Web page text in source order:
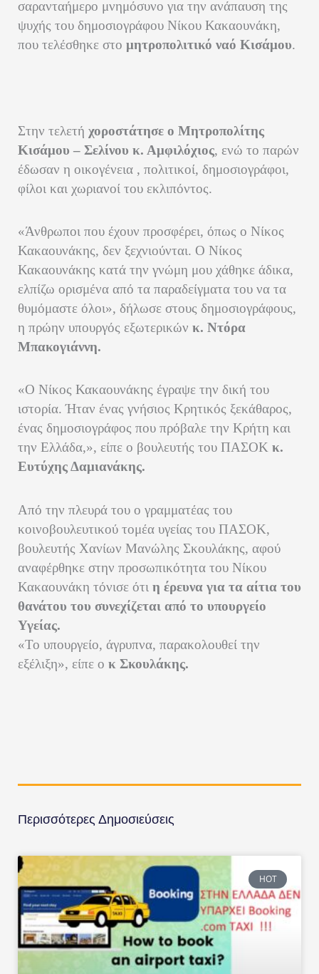
σαρανταήμερο μνημόσυνο για την ανάπαυση της
ψυχής του δημοσιογράφου Νίκου Κακαουνάκη,
που τελέσθηκε στο μητροπολιτικό ναό Κισάμου.
Στην τελετή χοροστάτησε ο Μητροπολίτης
Κισάμου – Σελίνου κ. Αμφιλόχιος, ενώ το παρών
έδωσαν η οικογένεια , πολιτικοί, δημοσιογράφοι,
φίλοι και χωριανοί του εκλιπόντος.
«Άνθρωποι που έχουν προσφέρει, όπως ο Νίκος
Κακαουνάκης, δεν ξεχνιούνται. Ο Νίκος
Κακαουνάκης κατά την γνώμη μου χάθηκε άδικα,
ελπίζω ορισμένα από τα παραδείγματα του να τα
θυμόμαστε όλοι», δήλωσε στους δημοσιογράφους,
η πρώην υπουργός εξωτερικών κ. Ντόρα
Μπακογιάννη.
«Ο Νίκος Κακαουνάκης έγραψε την δική του
ιστορία. Ήταν ένας γνήσιος Κρητικός ξεκάθαρος,
ένας δημοσιογράφος που πρόβαλε την Κρήτη και
την Ελλάδα,», είπε ο βουλευτής του ΠΑΣΟΚ κ.
Ευτύχης Δαμιανάκης.
Από την πλευρά του ο γραμματέας του
κοινοβουλευτικού τομέα υγείας του ΠΑΣΟΚ,
βουλευτής Χανίων Μανώλης Σκουλάκης, αφού
αναφέρθηκε στην προσωπικότητα του Νίκου
Κακαουνάκη τόνισε ότι η έρευνα για τα αίτια του
θανάτου του συνεχίζεται από το υπουργείο
Υγείας.
«Το υπουργείο, άγρυπνα, παρακολουθεί την
εξέλιξη», είπε ο κ Σκουλάκης.
Περισσότερες Δημοσιεύσεις
HOT